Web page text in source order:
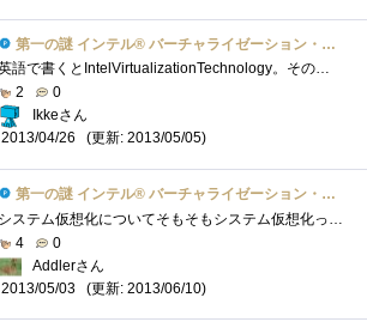
第一の謎 インテル® バーチャライゼーション・テクノロジーとは？
英語で書くとIntelVirtualizationTechnology。その名の通り仮想化に関してのテクノロジーです。 当初発表されたx86仮想化を支援するIntelVT-x、Itenium用のInt...
2
0
Ikkeさん
2013/04/26
(更新: 2013/05/05)
第一の謎 インテル® バーチャライゼーション・テクノロジーとは？
システム仮想化についてそもそもシステム仮想化って何？となるわけですが。現在日常生活において様々なサービスがコンピュータ処理されてい�...
4
0
Addlerさん
2013/05/03
(更新: 2013/06/10)